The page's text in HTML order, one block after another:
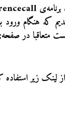
هنگام ورود به
در
لینک زیر استفاده